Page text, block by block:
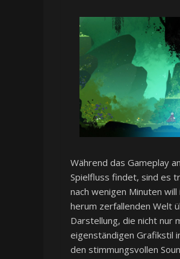
Während das Gameplay
Spielfluss findet, sind es
nach wenigen Minuten
herum zerfallenden Welt
Darstellung, die nicht nur
eigenständigen Grafikstil
den stimmungsvollen